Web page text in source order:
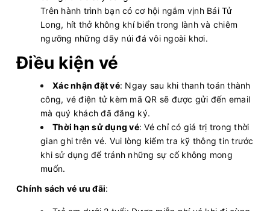
Trên hành trình bạn có cơ hội ngắm vịnh Bái Tử
Long, hít thở không khí biển trong lành và chiêm
ngưỡng những dãy núi đá vôi ngoài khơi.
Điều kiện vé
Xác nhận đặt vé: Ngay sau khi thanh toán thành
công, vé điện tử kèm mã QR sẽ được gửi đến email
mà quý khách đã đăng ký.
Thời hạn sử dụng vé: Vé chỉ có giá trị trong thời
gian ghi trên vé. Vui lòng kiểm tra kỹ thông tin trước
khi sử dụng để tránh những sự cố không mong
muốn.
Chính sách vé ưu đãi: